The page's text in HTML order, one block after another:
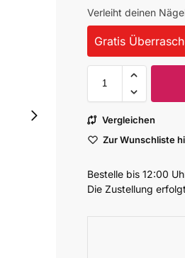
Verleiht deinen
Gratis
Vergleichen
Zur Wunschliste
Bestelle bis 12:00
Die Zustellung